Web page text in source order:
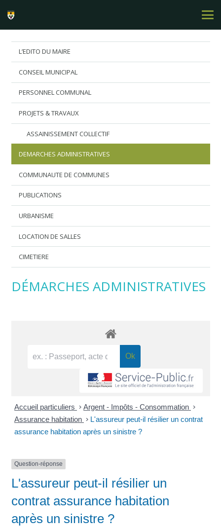
L’EDITO DU MAIRE
CONSEIL MUNICIPAL
PERSONNEL COMMUNAL
PROJETS & TRAVAUX
ASSAINISSEMENT COLLECTIF
DEMARCHES ADMINISTRATIVES
COMMUNAUTE DE COMMUNES
PUBLICATIONS
URBANISME
LOCATION DE SALLES
CIMETIERE
DÉMARCHES ADMINISTRATIVES
Accueil particuliers > Argent - Impôts - Consommation >
Assurance habitation > L'assureur peut-il résilier un contrat
assurance habitation après un sinistre ?
Question-réponse
L'assureur peut-il résilier un
contrat assurance habitation
après un sinistre ?